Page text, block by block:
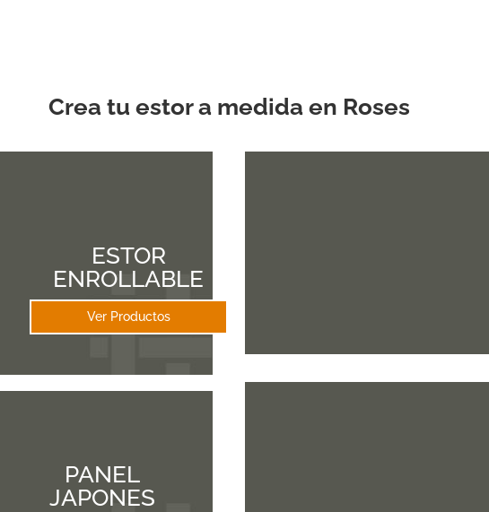
Crea tu estor a medida en Roses
ESTOR
ENROLLABLE
Ver Productos
PANEL
JAPONES